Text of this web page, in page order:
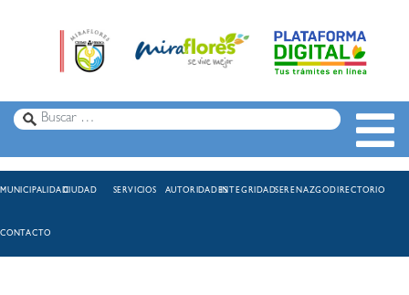
MUNICIPALIDADCIUDAD SERVICIOS AUTORIDADESINTEGRIDADSERENAZGODIRECTORIO
CONTACTO